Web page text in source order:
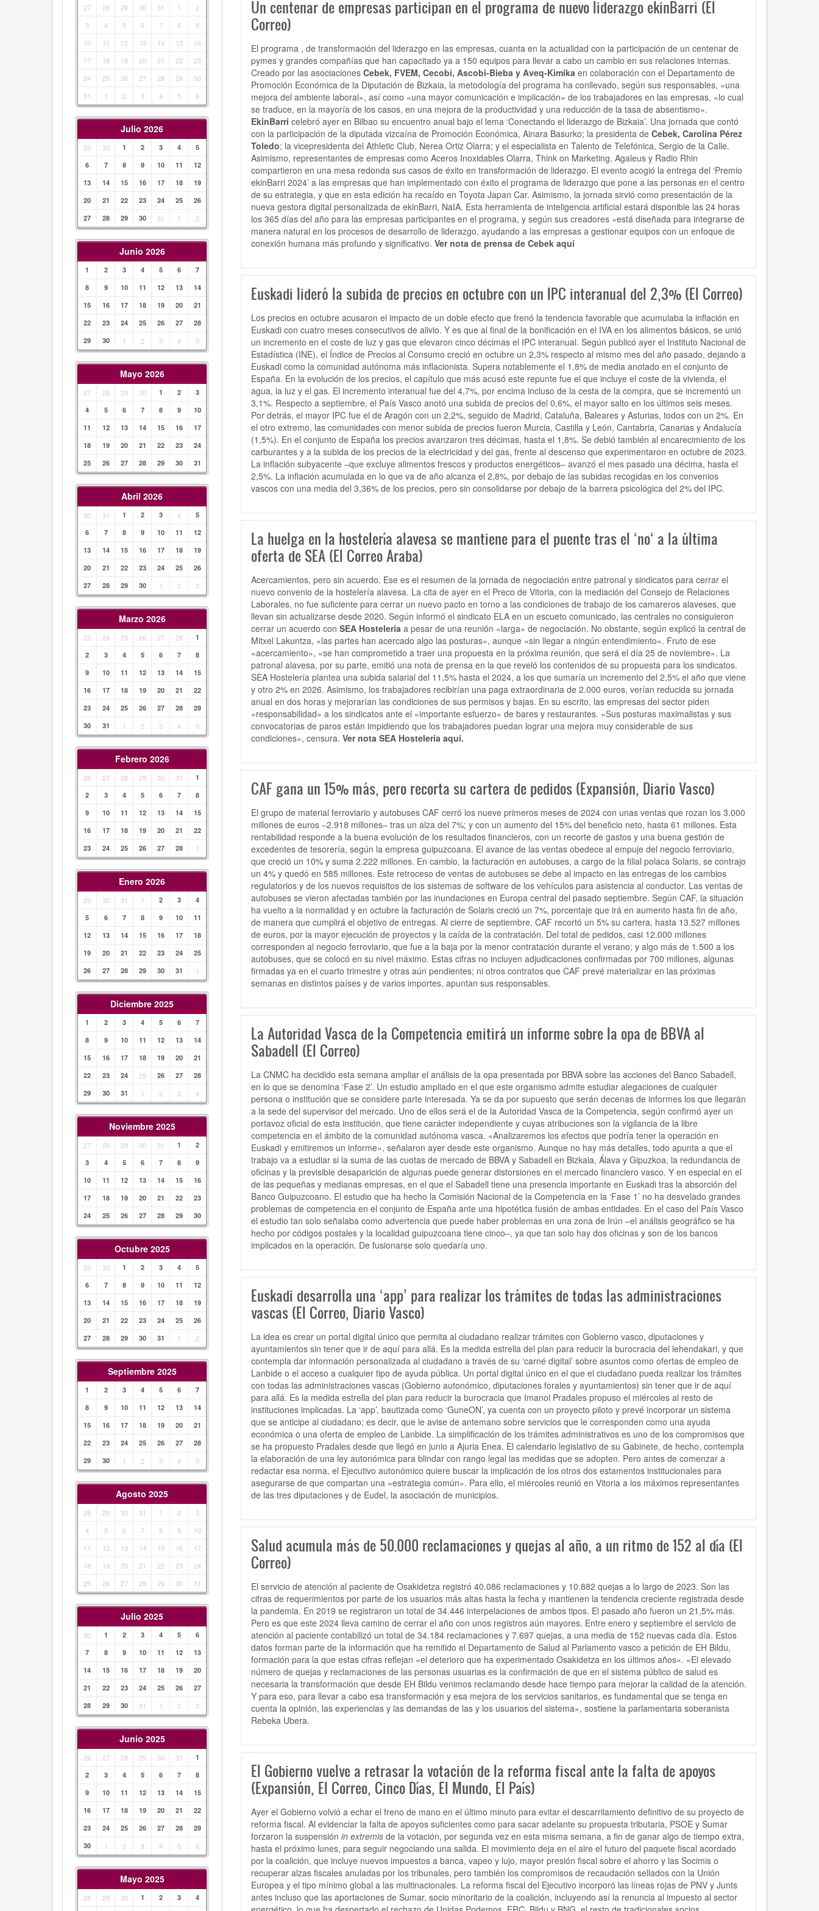
27 28 29 30 31 1
2
3
4 5 6 7 8
9
10
11 12 13 14 15
16
17
18 19 20 21 22
23
24
25 26 27 28 29
30
31
1 2 3 4 5 6
Julio 2026
29 30 1 2 3 4
5
6
7 8 9 10 11
12
13
14 15 16 17 18
19
20
21 22 23 24 25
26
27
28 29 30 31 1 2
Junio 2026
1 2 3 4 5 6
7
8
9 10 11 12 13
14
15
16 17 18 19 20
21
22
23 24 25 26 27
28
29
30 1 2 3 4 5
Mayo 2026
27 28 29 30 1 2
3
4
5 6 7 8 9
10
11
12 13 14 15 16
17
18
19 20 21 22 23
24
25
26 27 28 29 30 31
Abril 2026
30 31 1 2 3 4
5
6
7 8 9 10 11
12
13
14 15 16 17 18
19
20
21 22 23 24 25
26
27
28 29 30 1 2 3
Marzo 2026
23 24 25 26 27 28
1
2
3 4 5 6 7
8
9
10 11 12 13 14
15
16
17 18 19 20 21
22
23
24 25 26 27 28
29
30
31 1 2 3 4 5
Febrero 2026
26 27 28 29 30 31
1
2
3 4 5 6 7
8
9
10 11 12 13 14
15
16
17 18 19 20 21
22
23
24 25 26 27 28 1
Enero 2026
29 30 31 1 2 3
4
5
6 7 8 9 10
11
12
13 14 15 16 17
18
19
20 21 22 23 24
25
26
27 28 29 30 31 1
Diciembre 2025
1 2 3 4 5 6
7
8
9 10 11 12 13
14
15
16 17 18 19 20
21
22
23 24 25 26 27
28
29
30 31 1 2 3 4
Noviembre 2025
27 29 29 30 31 1
2
3
4 5 6 7 8
9
10
11 12 13 14 15
16
17
18 19 20 21 22
23
24
25 26 27 28 29 30
Octubre 2025
29 30 1 2 3 4
5
6
7 8 9 10 11
12
13
14 15 16 17 18
19
20
21 22 23 24 25
26
27
28 29 30 31 1 2
Septiembre 2025
1 2 3 4 5 6
7
8
9 10 11 12 13
14
15
16 17 18 19 20
21
22
23 24 25 26 27
28
29
30 1 2 3 4 5
Agosto 2025
28 29 30 31 1 2
3
4
5 6 7 8 9
10
11
12 13 14 15 16
17
18
19 20 21 22 23
24
25
26 27 28 29 30 31
Julio 2025
30 1 2 3 4 5
6
7
8 9 10 11 12
13
14
15 16 17 18 19
20
21
22 23 24 25 26
27
28
29 30 31 1 2 3
Junio 2025
26 27 28 29 30 31
1
2
3 4 5 6 7
8
9
10 11 12 13 14
15
16
17 18 19 20 21
22
23
24 25 26 27 28
29
30
1 2 3 4 5 6
Mayo 2025
28 29 30 1 2 3
4
Un centenar de empresas participan en el programa de nuevo liderazgo ekinBarri (El
Correo)
El programa , de transformación del liderazgo en las empresas, cuanta en la actualidad con la participación de un centenar de
pymes y grandes compañías que han capacitado ya a 150 equipos para llevar a cabo un cambio en sus relaciones internas.
Creado por las asociaciones Cebek, FVEM, Cecobi, Ascobi-Bieba y Aveq-Kimika en colaboración con el Departamento de
Promoción Económica de la Diputación de Bizkaia, la metodología del programa ha conllevado, según sus responsables, «una
mejora del ambiente laboral», así como «una mayor comunicación e implicación» de los trabajadores en las empresas, «lo cual
se traduce, en la mayoría de los casos, en una mejora de la productividad y una reducción de la tasa de absentismo».
EkinBarri celebró ayer en Bilbao su encuentro anual bajo el lema ‘Conectando el liderazgo de Bizkaia’. Una jornada que contó
con la participación de la diputada vizcaína de Promoción Económica, Ainara Basurko; la presidenta de Cebek, Carolina Pérez
Toledo; la vicepresidenta del Athletic Club, Nerea Ortiz Olarra; y el especialista en Talento de Telefónica, Sergio de la Calle.
Asimismo, representantes de empresas como Aceros Inoxidables Olarra, Think on Marketing, Agaleus y Radio Rhin
compartieron en una mesa redonda sus casos de éxito en transformación de liderazgo. El evento acogió la entrega del ‘Premio
ekinBarri 2024’ a las empresas que han implementado con éxito el programa de liderazgo que pone a las personas en el centro
de su estrategia, y que en esta edición ha recaído en Toyota Japan Car. Asimismo, la jornada sirvió como presentación de la
nueva gestora digital personalizada de ekinBarri, NaIA. Esta herramienta de inteligencia artificial estará disponible las 24 horas
los 365 días del año para las empresas participantes en el programa, y según sus creadores «está diseñada para integrarse de
manera natural en los procesos de desarrollo de liderazgo, ayudando a las empresas a gestionar equipos con un enfoque de
conexión humana más profundo y significativo. Ver nota de prensa de Cebek aquí
Euskadi lideró la subida de precios en octubre con un IPC interanual del 2,3% (El Correo)
Los precios en octubre acusaron el impacto de un doble efecto que frenó la tendencia favorable que acumulaba la inflación en
Euskadi con cuatro meses consecutivos de alivio. Y es que al final de la bonificación en el IVA en los alimentos básicos, se unió
un incremento en el coste de luz y gas que elevaron cinco décimas el IPC interanual. Según publicó ayer el Instituto Nacional de
Estadística (INE), el Índice de Precios al Consumo creció en octubre un 2,3% respecto al mismo mes del año pasado, dejando a
Euskadi como la comunidad autónoma más inflacionista. Supera notablemente el 1,8% de media anotado en el conjunto de
España. En la evolución de los precios, el capítulo que más acusó este repunte fue el que incluye el coste de la vivienda, el
agua, la luz y el gas. El incremento interanual fue del 4,7%, por encima incluso de la cesta de la compra, que se incrementó un
3,1%. Respecto a septiembre, el País Vasco anotó una subida de precios del 0,6%, el mayor salto en los últimos seis meses.
Por detrás, el mayor IPC fue el de Aragón con un 2,2%, seguido de Madrid, Cataluña, Baleares y Asturias, todos con un 2%. En
el otro extremo, las comunidades con menor subida de precios fueron Murcia, Castilla y León, Cantabria, Canarias y Andalucía
(1,5%). En el conjunto de España los precios avanzaron tres décimas, hasta el 1,8%. Se debió también al encarecimiento de los
carburantes y a la subida de los precios de la electricidad y del gas, frente al descenso que experimentaron en octubre de 2023.
La inflación subyacente –que excluye alimentos frescos y productos energéticos– avanzó el mes pasado una décima, hasta el
2,5%. La inflación acumulada en lo que va de año alcanza el 2,8%, por debajo de las subidas recogidas en los convenios
vascos con una media del 3,36% de los precios, pero sin consolidarse por debajo de la barrera psicológica del 2% del IPC.
La huelga en la hostelería alavesa se mantiene para el puente tras el ‘no‘ a la última
oferta de SEA (El Correo Araba)
Acercamientos, pero sin acuerdo. Ese es el resumen de la jornada de negociación entre patronal y sindicatos para cerrar el
nuevo convenio de la hostelería alavesa. La cita de ayer en el Preco de Vitoria, con la mediación del Consejo de Relaciones
Laborales, no fue suficiente para cerrar un nuevo pacto en torno a las condiciones de trabajo de los camareros alaveses, que
llevan sin actualizarse desde 2020. Según informó el sindicato ELA en un escueto comunicado, las centrales no consiguieron
cerrar un acuerdo con SEA Hosteleríaa pesar de una reunión «larga» de negociación. No obstante, según explicó la central de
Mitxel Lakuntza, «las partes han acercado algo las posturas», aunque «sin llegar a ningún entendimiento». Fruto de ese
«acercamiento», «se han comprometido a traer una propuesta en la próxima reunión, que será el día 25 de noviembre». La
patronal alavesa, por su parte, emitió una nota de prensa en la que reveló los contenidos de su propuesta para los sindicatos.
SEA Hostelería plantea una subida salarial del 11,5% hasta el 2024, a los que sumaría un incremento del 2,5% el año que viene
y otro 2% en 2026. Asimismo, los trabajadores recibirían una paga extraordinaria de 2.000 euros, verían reducida su jornada
anual en dos horas y mejorarían las condiciones de sus permisos y bajas. En su escrito, las empresas del sector piden
«responsabilidad» a los sindicatos ante el «importante esfuerzo» de bares y restaurantes. «Sus posturas maximalistas y sus
convocatorias de paros están impidiendo que los trabajadores puedan lograr una mejora muy considerable de sus
condiciones», censura. Ver nota SEA Hostelería aquí.
CAF gana un 15% más, pero recorta su cartera de pedidos (Expansión, Diario Vasco)
El grupo de material ferroviario y autobuses CAF cerró los nueve primeros meses de 2024 con unas ventas que rozan los 3.000
millones de euros –2.918 millones– tras un alza del 7%; y con un aumento del 15% del beneficio neto, hasta 61 millones. Esta
rentabilidad responde a la buena evolución de los resultados financieros, con un recorte de gastos y una buena gestión de
excedentes de tesorería, según la empresa guipuzcoana. El avance de las ventas obedece al empuje del negocio ferroviario,
que creció un 10% y suma 2.222 millones. En cambio, la facturación en autobuses, a cargo de la filial polaca Solaris, se contrajo
un 4% y quedó en 585 millones. Este retroceso de ventas de autobuses se debe al impacto en las entregas de los cambios
regulatorios y de los nuevos requisitos de los sistemas de software de los vehículos para asistencia al conductor. Las ventas de
autobuses se vieron afectadas también por las inundaciones en Europa central del pasado septiembre. Según CAF, la situación
ha vuelto a la normalidad y en octubre la facturación de Solaris creció un 7%, porcentaje que irá en aumento hasta fin de año,
de manera que cumplirá el objetivo de entregas. Al cierre de septiembre, CAF recortó un 5% su cartera, hasta 13.527 millones
de euros, por la mayor ejecución de proyectos y la caída de la contratación. Del total de pedidos, casi 12.000 millones
corresponden al negocio ferroviario, que fue a la baja por la menor contratación durante el verano; y algo más de 1.500 a los
autobuses, que se colocó en su nivel máximo. Estas cifras no incluyen adjudicaciones confirmadas por 700 millones, algunas
firmadas ya en el cuarto trimestre y otras aún pendientes; ni otros contratos que CAF prevé materializar en las próximas
semanas en distintos países y de varios importes, apuntan sus responsables.
La Autoridad Vasca de la Competencia emitirá un informe sobre la opa de BBVA al
Sabadell (El Correo)
La CNMC ha decidido esta semana ampliar el análisis de la opa presentada por BBVA sobre las acciones del Banco Sabadell,
en lo que se denomina ‘Fase 2’. Un estudio ampliado en el que este organismo admite estudiar alegaciones de cualquier
persona o institución que se considere parte interesada. Ya se da por supuesto que serán decenas de informes los que llegarán
a la sede del supervisor del mercado. Uno de ellos será el de la Autoridad Vasca de la Competencia, según confirmó ayer un
portavoz oficial de esta institución, que tiene carácter independiente y cuyas atribuciones son la vigilancia de la libre
competencia en el ámbito de la comunidad autónoma vasca. «Analizaremos los efectos que podría tener la operación en
Euskadi y emitiremos un informe», señalaron ayer desde este organismo. Aunque no hay más detalles, todo apunta a que el
trabajo va a estudiar si la suma de las cuotas de mercado de BBVA y Sabadell en Bizkaia, Álava y Gipuzkoa, la redundancia de
oficinas y la previsible desaparición de algunas puede generar distorsiones en el mercado financiero vasco. Y en especial en el
de las pequeñas y medianas empresas, en el que el Sabadell tiene una presencia importante en Euskadi tras la absorción del
Banco Guipuzcoano. El estudio que ha hecho la Comisión Nacional de la Competencia en la ‘Fase 1’ no ha desvelado grandes
problemas de competencia en el conjunto de España ante una hipotética fusión de ambas entidades. En el caso del País Vasco
el estudio tan solo señalaba como advertencia que puede haber problemas en una zona de Irún –el análisis geográfico se ha
hecho por códigos postales y la localidad guipuzcoana tiene cinco–, ya que tan solo hay dos oficinas y son de los bancos
implicados en la operación. De fusionarse solo quedaría uno.
Euskadi desarrolla una ‘app’ para realizar los trámites de todas las administraciones
vascas (El Correo, Diario Vasco)
La idea es crear un portal digital único que permita al ciudadano realizar trámites con Gobierno vasco, diputaciones y
ayuntamientos sin tener que ir de aquí para allá. Es la medida estrella del plan para reducir la burocracia del lehendakari, y que
contempla dar información personalizada al ciudadano a través de su ‘carné digital’ sobre asuntos como ofertas de empleo de
Lanbide o el acceso a cualquier tipo de ayuda pública. Un portal digital único en el que el ciudadano pueda realizar los trámites
con todas las administraciones vascas (Gobierno autonómico, diputaciones forales y ayuntamientos) sin tener que ir de aquí
para allá. Es la medida estrella del plan para reducir la burocracia que Imanol Pradales propuso el miércoles al resto de
instituciones implicadas. La ‘app’, bautizada como ‘GuneON’, ya cuenta con un proyecto piloto y prevé incorporar un sistema
que se anticipe al ciudadano; es decir, que le avise de antemano sobre servicios que le corresponden como una ayuda
económica o una oferta de empleo de Lanbide. La simplificación de los trámites administrativos es uno de los compromisos que
se ha propuesto Pradales desde que llegó en junio a Ajuria Enea. El calendario legislativo de su Gabinete, de hecho, contempla
la elaboración de una ley autonómica para blindar con rango legal las medidas que se adopten. Pero antes de comenzar a
redactar esa norma, el Ejecutivo autonómico quiere buscar la implicación de los otros dos estamentos institucionales para
asegurarse de que compartan una «estrategia común». Para ello, el miércoles reunió en Vitoria a los máximos representantes
de las tres diputaciones y de Eudel, la asociación de municipios.
Salud acumula más de 50.000 reclamaciones y quejas al año, a un ritmo de 152 al día (El
Correo)
El servicio de atención al paciente de Osakidetza registró 40.086 reclamaciones y 10.882 quejas a lo largo de 2023. Son las
cifras de requerimientos por parte de los usuarios más altas hasta la fecha y mantienen la tendencia creciente registrada desde
la pandemia. En 2019 se registraron un total de 34.446 interpelaciones de ambos tipos. El pasado año fueron un 21,5% más.
Pero es que este 2024 lleva camino de cerrar el año con unos registros aún mayores. Entre enero y septiembre el servicio de
atención al paciente contabilizó un total de 34.184 reclamaciones y 7.697 quejas, a una media de 152 nuevas cada día. Estos
datos forman parte de la información que ha remitido el Departamento de Salud al Parlamento vasco a petición de EH Bildu,
formación para la que estas cifras reflejan «el deterioro que ha experimentado Osakidetza en los últimos años». «El elevado
número de quejas y reclamaciones de las personas usuarias es la confirmación de que en el sistema público de salud es
necesaria la transformación que desde EH Bildu venimos reclamando desde hace tiempo para mejorar la calidad de la atención.
Y para eso, para llevar a cabo esa transformación y esa mejora de los servicios sanitarios, es fundamental que se tenga en
cuenta la opinión, las experiencias y las demandas de las y los usuarios del sistema», sostiene la parlamentaria soberanista
Rebeka Ubera.
El Gobierno vuelve a retrasar la votación de la reforma fiscal ante la falta de apoyos
(Expansión, El Correo, Cinco Días, El Mundo, El País)
Ayer el Gobierno volvió a echar el freno de mano en el último minuto para evitar el descarrilamiento definitivo de su proyecto de
reforma fiscal. Al evidenciar la falta de apoyos suficientes como para sacar adelante su propuesta tributaria, PSOE y Sumar
forzaron la suspensión in extremisde la votación, por segunda vez en esta misma semana, a fin de ganar algo de tiempo extra,
hasta el próximo lunes, para seguir negociando una salida. El movimiento deja en el aire el futuro del paquete fiscal acordado
por la coalición, que incluye nuevos impuestos a banca, vapeo y lujo, mayor presión fiscal sobre el ahorro y las Socimis o
recuperar alzas fiscales anuladas por los tribunales, pero también los compromisos de recaudación sellados con la Unión
Europea y el tipo mínimo global a las multinacionales. La reforma fiscal del Ejecutivo incorporó las líneas rojas de PNV y Junts
antes incluso que las aportaciones de Sumar, socio minoritario de la coalición, incluyendo así la renuncia al impuesto al sector